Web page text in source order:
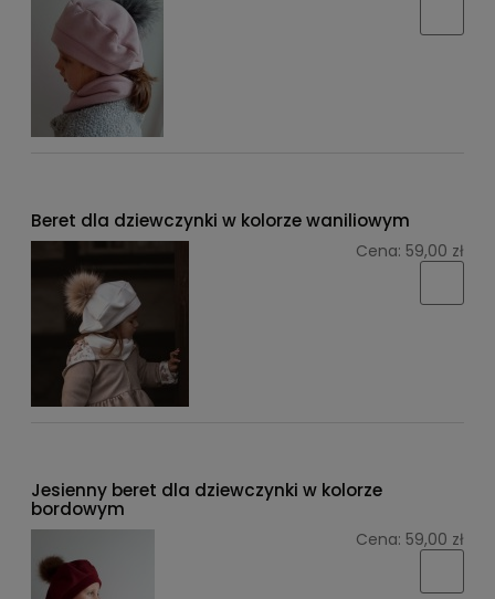
Beret dla dziewczynki w kolorze waniliowym
Cena: 59,00 zł
Jesienny beret dla dziewczynki w kolorze
bordowym
Cena: 59,00 zł